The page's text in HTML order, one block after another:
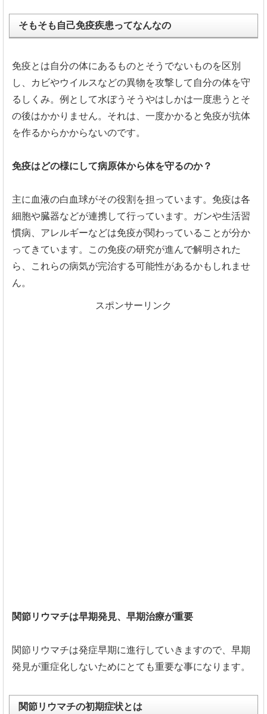
そもそも自己免疫疾患ってなんなの
免疫とは自分の体にあるものとそうでないものを区別
し、
カビやウイルスなどの異物を攻撃して自分の体を守
るしくみ。 例として水ぼうそうやはしかは一度患うとそ
の後はかかりません。 それは、一度かかると免疫が抗体
を作るからかからないのです。
免疫はどの様にして病原体から体を守るのか？
主に血液の白血球がその役割を担っています。 免疫は各
細胞や臓器などが連携して行っています。ガンや生活習
慣病、 アレルギーなどは免疫が関わっていることが分か
ってきています。この免疫の研究が進んで解明された
ら、
これらの病気が完治する可能性があるかもしれませ
ん。
スポンサーリンク
関節リウマチは早期発見、早期治療が重要
関節リウマチは発症早期に進行していきますので、 早期
発見が重症化しないためにとても重要な事になります。
関節リウマチの初期症状とは